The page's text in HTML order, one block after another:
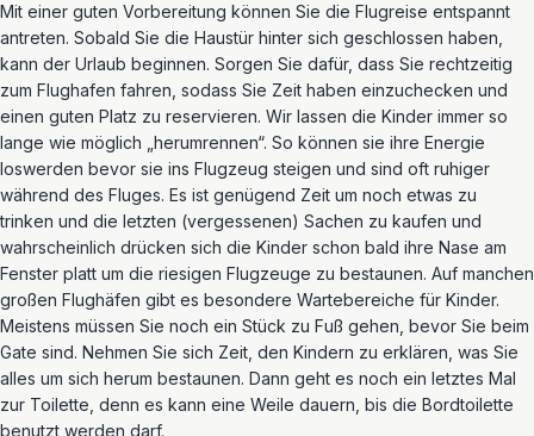
Mit einer guten Vorbereitung können Sie die Flugreise entspannt
antreten. Sobald Sie die Haustür hinter sich geschlossen haben,
kann der Urlaub beginnen. Sorgen Sie dafür, dass Sie rechtzeitig
zum Flughafen fahren, sodass Sie Zeit haben einzuchecken und
einen guten Platz zu reservieren. Wir lassen die Kinder immer so
lange wie möglich „herumrennen“. So können sie ihre Energie
loswerden bevor sie ins Flugzeug steigen und sind oft ruhiger
während des Fluges. Es ist genügend Zeit um noch etwas zu
trinken und die letzten (vergessenen) Sachen zu kaufen und
wahrscheinlich drücken sich die Kinder schon bald ihre Nase am
Fenster platt um die riesigen Flugzeuge zu bestaunen. Auf manchen
großen Flughäfen gibt es besondere Wartebereiche für Kinder.
Meistens müssen Sie noch ein Stück zu Fuß gehen, bevor Sie beim
Gate sind. Nehmen Sie sich Zeit, den Kindern zu erklären, was Sie
alles um sich herum bestaunen. Dann geht es noch ein letztes Mal
zur Toilette, denn es kann eine Weile dauern, bis die Bordtoilette
benutzt werden darf.